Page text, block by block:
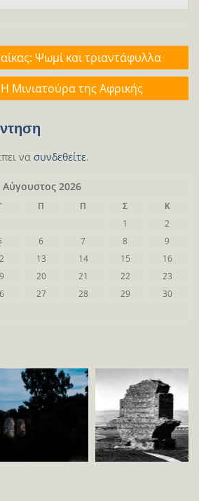
Ψωμί και τριαντάφυλλα
Μινιατούρα της Αφρικής
να συνδεθείτε.
Αύγουστος 2026
Π Π Σ
Κ
1
2
6 7 8
9
13 14 15
16
20 21 22
23
27 28 29
30